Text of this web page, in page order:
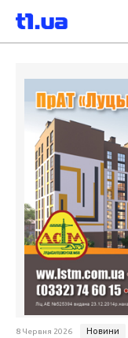
8 Червня 2026 Новини